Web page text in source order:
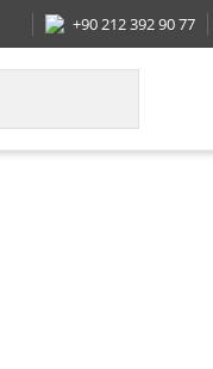
+90 212 392 90 77